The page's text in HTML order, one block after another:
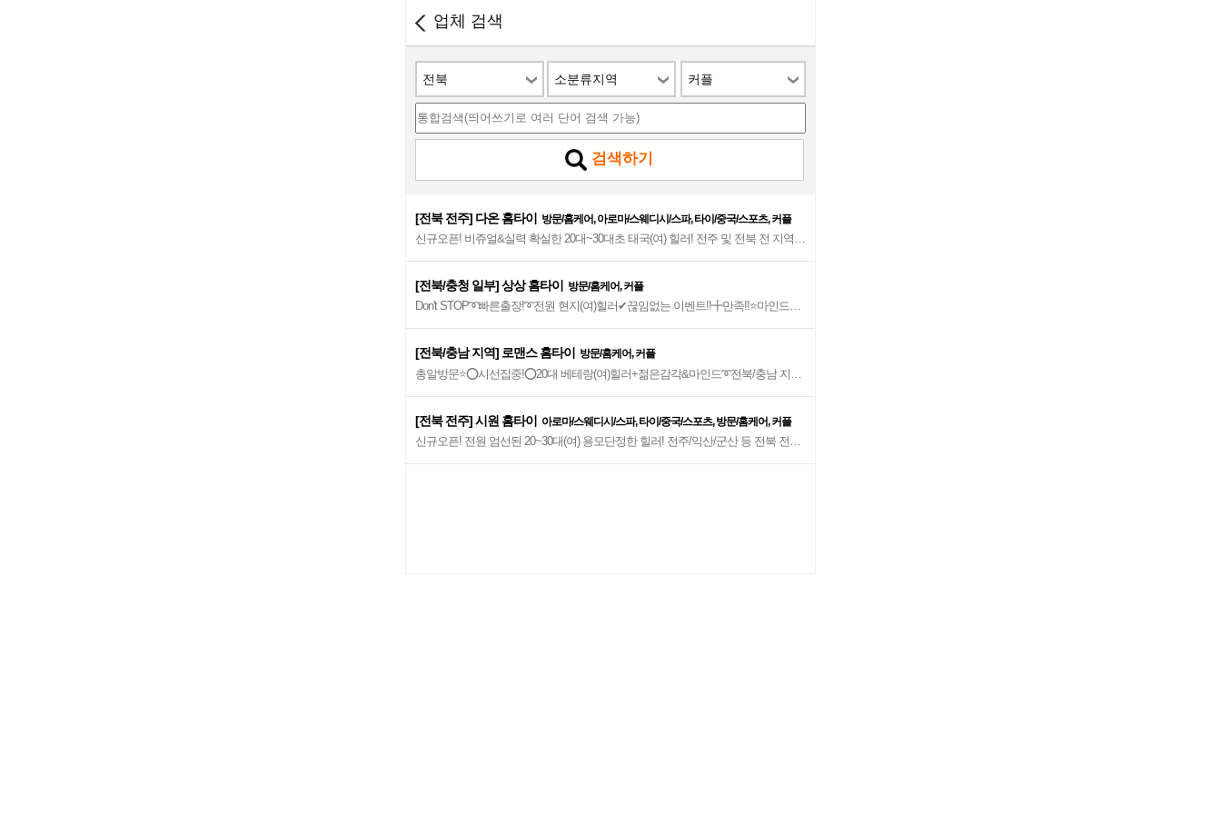
업체 검색
전북 소분류지역 커플
검색하기
[전북 전주] 다온 홈타이
방문/홈케어, 아로마/스웨디시/스파, 타이/중국/스포츠, 커플
신규오픈! 비쥬얼&실력 확실한 20대~30대초 태국(여) 힐러! 전주 및 전북 전 지역
[전북/충청 일부] 상상 홈타이
방문/홈케어, 커플
Don't STOP➰빠른출장!➰전원 현지(여)힐러✔끊임없는 이벤트!!╋만족!!⭐️마인드╋
[전북/충남 지역] 로맨스 홈타이
방문/홈케어, 커플
총알방문⭐️⭕시선집중!⭕20대 베테랑(여)힐러+젊은감각&마인드➰전북/충남 지역
[전북 전주] 시원 홈타이 아로마/스웨디시/스파, 타이/중국/스포츠, 방문/홈케어, 커플
신규오픈! 전원 엄선된 20~30대(여) 용모단정한 힐러! 전주/익산/군산 등 전북 전문